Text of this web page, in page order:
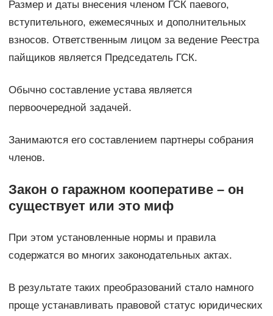
Размер и даты внесения членом ГСК паевого,
вступительного, ежемесячных и дополнительных
взносов. Ответственным лицом за ведение Реестра
пайщиков является Председатель ГСК.
Обычно составление устава является
первоочередной задачей.
Занимаются его составлением партнеры собрания
членов.
Закон о гаражном кооперативе – он
существует или это миф
При этом установленные нормы и правила
содержатся во многих законодательных актах.
В результате таких преобразований стало намного
проще устанавливать правовой статус юридических